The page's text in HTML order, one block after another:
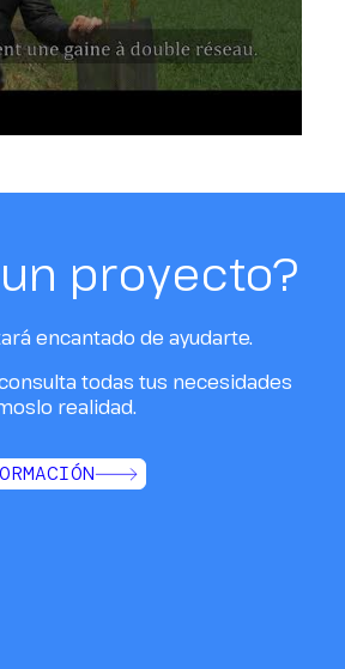
proyecto?
encantado de ayudarte.
todas tus necesidades
realidad.